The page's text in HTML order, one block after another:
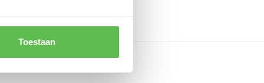
Toestaan